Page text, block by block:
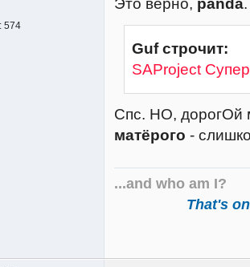
574
Guf строчит:
SAProject
Спс. НО, дорогОй
матёрого -
...and who am I?
That's